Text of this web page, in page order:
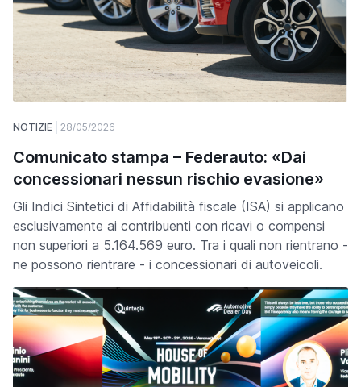
NOTIZIE 28/05/2026
Comunicato stampa – Federauto: «Dai
concessionari nessun rischio evasione»
Gli Indici Sintetici di Affidabilità fiscale (ISA) si applicano
esclusivamente ai contribuenti con ricavi o compensi
non superiori a 5.164.569 euro. Tra i quali non rientrano -
ne possono rientrare - i concessionari di autoveicoli.